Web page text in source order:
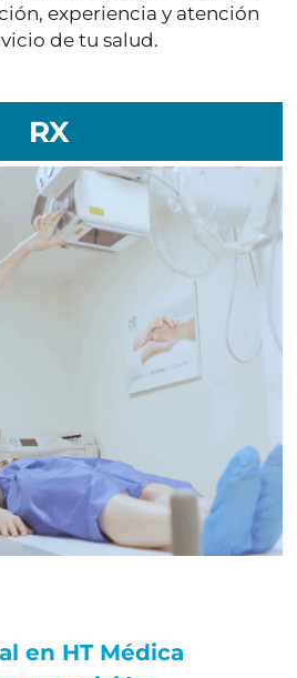
experiencia y atención
de tu salud.
RX
en HT Médica